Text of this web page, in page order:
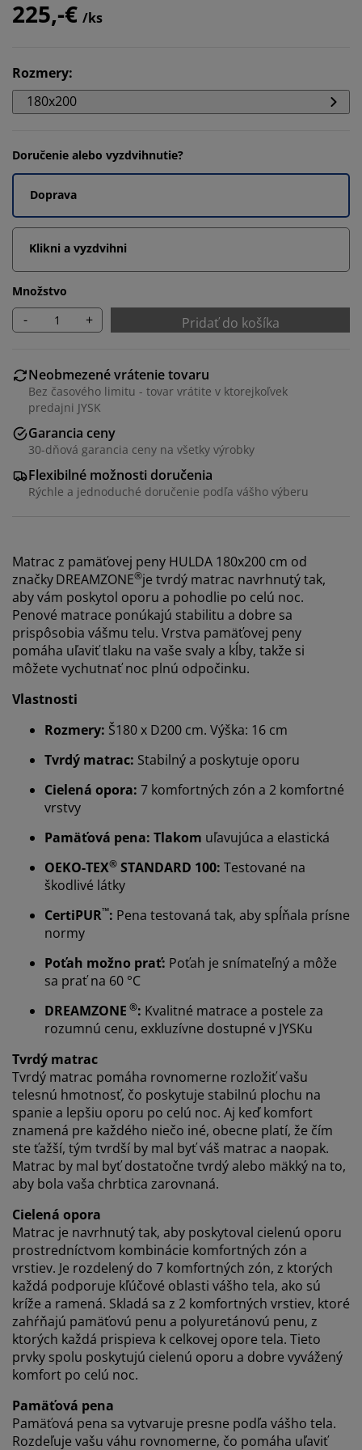
225,-€ /ks
Rozmery:
180x200
Doručenie alebo vyzdvihnutie?
Doprava
Klikni a vyzdvihni
Množstvo
- + Pridať do košíka
Neobmezené vrátenie tovaru
Bez časového limitu - tovar vrátite v ktorejkoľvek
predajni JYSK
Garancia ceny
30-dňová garancia ceny na všetky výrobky
Flexibilné možnosti doručenia
Rýchle a jednoduché doručenie podľa vášho výberu
Matrac z pamäťovej peny HULDA 180x200 cm od
značkyDREAMZONE®je tvrdý matrac navrhnutý tak,
aby vám poskytol oporu a pohodlie po celú noc.
Penové matrace ponúkajú stabilitu a dobre sa
prispôsobia vášmu telu. Vrstva pamäťovej peny
pomáha uľaviť tlaku na vaše svaly a kĺby, takže si
môžete vychutnať noc plnú odpočinku.
Vlastnosti
Rozmery: Š180 x D200 cm. Výška: 16 cm
Tvrdý matrac: Stabilný a poskytuje oporu
Cielená opora: 7 komfortných zón a 2 komfortné
vrstvy
Pamäťová pena: Tlakom uľavujúca a elastická
OEKO-TEX® STANDARD 100: Testované na
škodlivé látky
CertiPUR™: Pena testovaná tak, aby spĺňala prísne
normy
Poťah možno prať: Poťah je snímateľný a môže
sa prať na 60 °C
DREAMZONE ®: Kvalitné matrace a postele za
rozumnú cenu, exkluzívne dostupné v JYSKu
Tvrdý matrac
Tvrdý matrac pomáha rovnomerne rozložiť vašu
telesnú hmotnosť, čo poskytuje stabilnú plochu na
spanie a lepšiu oporu po celú noc. Aj keď komfort
znamená pre každého niečo iné, obecne platí, že čím
ste ťažší, tým tvrdší by mal byť váš matrac a naopak.
Matrac by mal byť dostatočne tvrdý alebo mäkký na to,
aby bola vaša chrbtica zarovnaná.
Cielená opora
Matrac je navrhnutý tak, aby poskytoval cielenú oporu
prostredníctvom kombinácie komfortných zón a
vrstiev. Je rozdelený do 7 komfortných zón, z ktorých
každá podporuje kľúčové oblasti vášho tela, ako sú
kríže a ramená. Skladá sa z 2 komfortných vrstiev, ktoré
zahŕňajú pamäťovú penu a polyuretánovú penu, z
ktorých každá prispieva k celkovej opore tela. Tieto
prvky spolu poskytujú cielenú oporu a dobre vyvážený
komfort po celú noc.
Pamäťová pena
Pamäťová pena sa vytvaruje presne podľa vášho tela.
Rozdeľuje vašu váhu rovnomerne, čo pomáha uľaviť
Prispôsobujeme váš zážitok
V JYSKu používame súbory cookie a mobilné
identifikátory, aby sme vám zabezpečili dobrú
skúsenosť počas návštevy našej webovej stránky.
Súbory cookie zhromažďujú informácie o vás s cieľom
zabezpečiť funkčnosť, štatistiky a relevantný marketing.
zdieľať vaše údaje o prehliadaní s marketingovými
partnermi (napr. Google, Meta a TikTok) na účely
prispôsobených a statických reklám. Viac o účeloch si
môžete prečítať v časti „Upraviť“ a svoj súhlas môžete
odvolať kliknutím na ikonu súborov cookie. Kliknutím
na tlačidlo „Prijať všetko“ súhlasíte so všetkými tromi
účelmi. Prečítajte si viac o našomzhromažďovaní a
spracovaní osobných údajova o našich zásadách
používania súborov cookie.